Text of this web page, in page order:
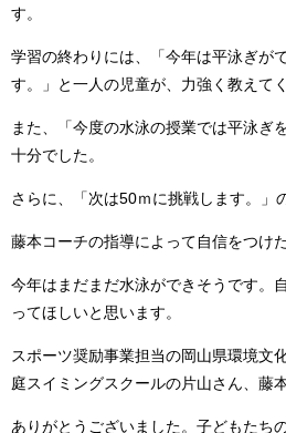
す。
学習の終わりには、「今年は平泳ぎが
す。」と一人の児童が、力強く教えて
また、「今度の水泳の授業では平泳ぎ
十分でした。
さらに、「次は50ｍに挑戦します。」
藤本コーチの指導によって自信をつけ
今年はまだまだ水泳ができそうです。
ってほしいと思います。
スポーツ奨励事業担当の岡山県環境文
庭スイミングスクールの片山さん、藤
ありがとうございました。子どもたち